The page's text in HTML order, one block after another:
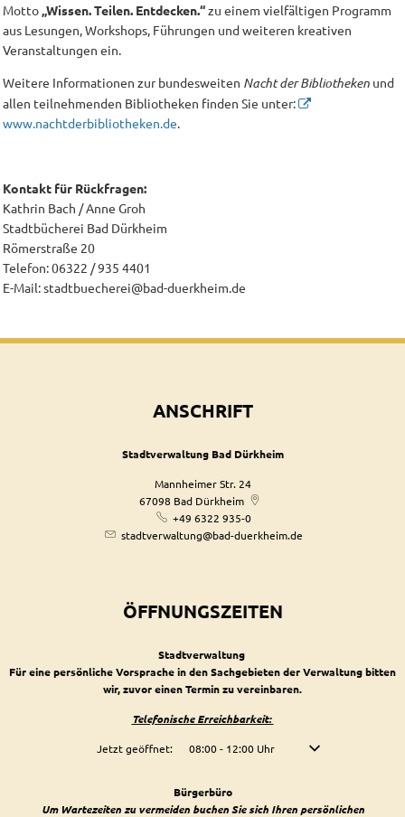
Motto „Wissen. Teilen. Entdecken.“zu einem vielfältigen Programm
aus Lesungen, Workshops, Führungen und weiteren kreativen
Veranstaltungen ein.
Weitere Informationen zur bundesweiten Nacht der Bibliotheken und
allen teilnehmenden Bibliotheken finden Sie unter:
www.nachtderbibliotheken.de
Kontakt für Rückfragen:
Kathrin Bach / Anne Groh
Stadtbücherei Bad Dürkheim
Römerstraße 20
Telefon: 06322 / 935 4401
E-Mail: stadtbuecherei@bad-duerkheim.de
ANSCHRIFT
Stadtverwaltung Bad Dürkheim
Mannheimer Str. 24
67098 Bad Dürkheim
+49 6322 935-0
stadtverwaltung@bad-duerkheim.de
ÖFFNUNGSZEITEN
Stadtverwaltung
Für eine persönliche Vorsprache in den Sachgebieten der Verwaltung bitten
wir, zuvor einen Termin zu vereinbaren.
Telefonische Erreichbarkeit:
Klicken, um weitere Öffnungs- oder Schließzeiten auszublenden
Jetzt geöffnet: 08:00- 12:00 Uhr Von 08:00 bis 12:00
Bürgerbüro
Um Wartezeiten zu vermeiden buchen Sie sich Ihren persönlichen